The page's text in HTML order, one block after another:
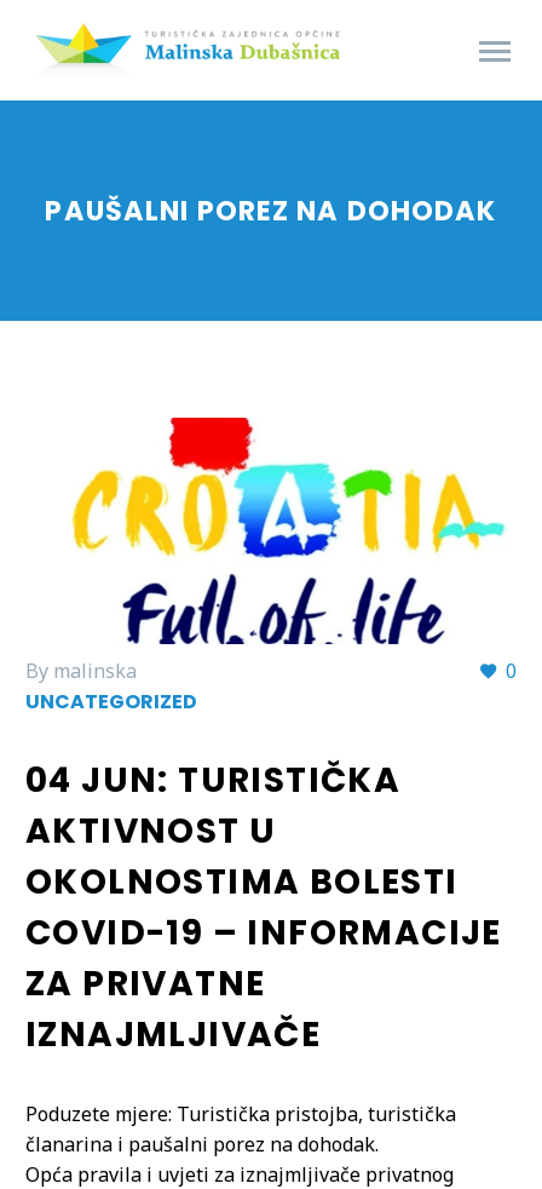
PAUŠALNI POREZ NA DOHODAK
0
By malinska
UNCATEGORIZED
04 JUN: TURISTIČKA
AKTIVNOST U
OKOLNOSTIMA BOLESTI
COVID-19 – INFORMACIJE
ZA PRIVATNE
IZNAJMLJIVAČE
Poduzete mjere: Turistička pristojba, turistička
članarina i paušalni porez na dohodak.
Opća pravila i uvjeti za iznajmljivače privatnog